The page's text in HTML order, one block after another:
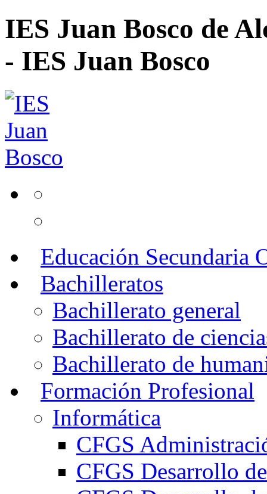
IES Juan Bosco de
- IES Juan Bosco
Educación Secundaria
Bachilleratos
Bachillerato general
Bachillerato de
Bachillerato de
Formación Profesional
Informática
CFGS
CFGS Desarrollo